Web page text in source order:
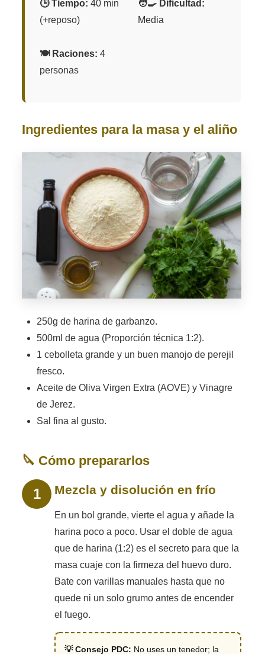
🕒 Tiempo: 40 min
(+reposo)
🧑‍🍳 Dificultad:
Media
🍽️ Raciones: 4
personas
Ingredientes para la masa y el aliño
250g de harina de garbanzo.
500ml de agua (Proporción técnica 1:2).
1 cebolleta grande y un buen manojo de perejil
fresco.
Aceite de Oliva Virgen Extra (AOVE) y Vinagre
de Jerez.
Sal fina al gusto.
🔪 Cómo prepararlos
Mezcla y disolución en frío
En un bol grande, vierte el agua y añade la
harina poco a poco. Usar el doble de agua
que de harina (1:2) es el secreto para que la
masa cuaje con la firmeza del huevo duro.
Bate con varillas manuales hasta que no
quede ni un solo grumo antes de encender
el fuego.
💡 Consejo PDC: No uses un tenedor; la